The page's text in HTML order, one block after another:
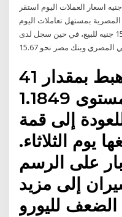
💠 الجنيه الإسترليني : 375.36 جنيه اسعار العملات اليوم استقر
بمستهل تعاملات اليوم
الأحد عند 15.648 جنيه للشراء و15.784 جنيه للبيع، في حين سجل لدى
المصري وبنك مصر نحو 15.67
وكان اليورو قد هبط بمقدار 41
نقطة ليصل إلى مستوى 1.1849
إلى قمة
بلغها يوم الثلاثاء.
على الرسم
إلى مزيد
لليورو